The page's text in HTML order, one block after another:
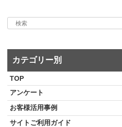
カテゴリー別
TOP
アンケート
お客様活用事例
サイトご利用ガイド